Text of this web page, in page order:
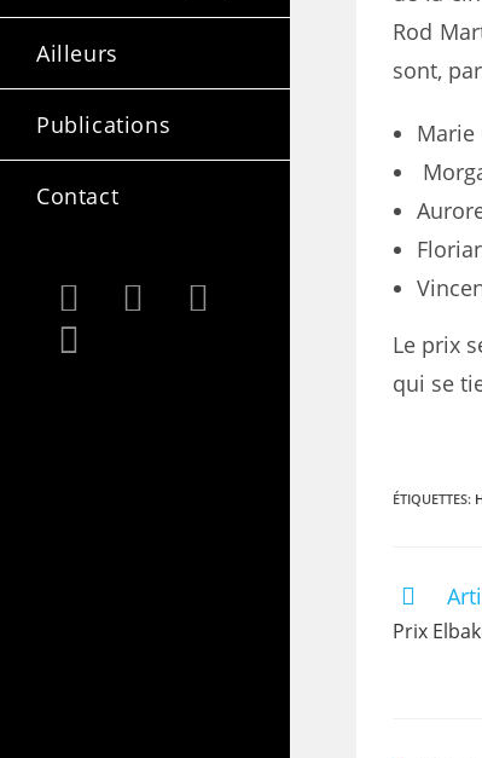
Ailleurs
Publications
Contact
Rod
sont,
Le prix
qui se
ÉTIQUETTES:
Prix